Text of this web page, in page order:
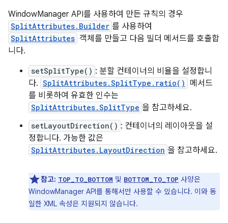
WindowManager API를 사용하여 만든 규칙의 경우
SplitAttributes.Builder 를 사용하여
SplitAttributes 객체를 만들고 다음 빌더 메서드를 호출합
니다.
setSplitType() : 분할 컨테이너의 비율을 설정합니
다. SplitAttributes.SplitType.ratio()
메서드
를 비롯하여 유효한 인수는
SplitAttributes.SplitType 을 참고하세요.
setLayoutDirection() : 컨테이너의 레이아웃을 설
정합니다. 가능한 값은
SplitAttributes.LayoutDirection 을 참고하세요.
참고: TOP_TO_BOTTOM 및 BOTTOM_TO_TOP 사양은
WindowManager API를 통해서만 사용할 수 있습니다. 이와 동
일한 XML 속성은 지원되지 않습니다.